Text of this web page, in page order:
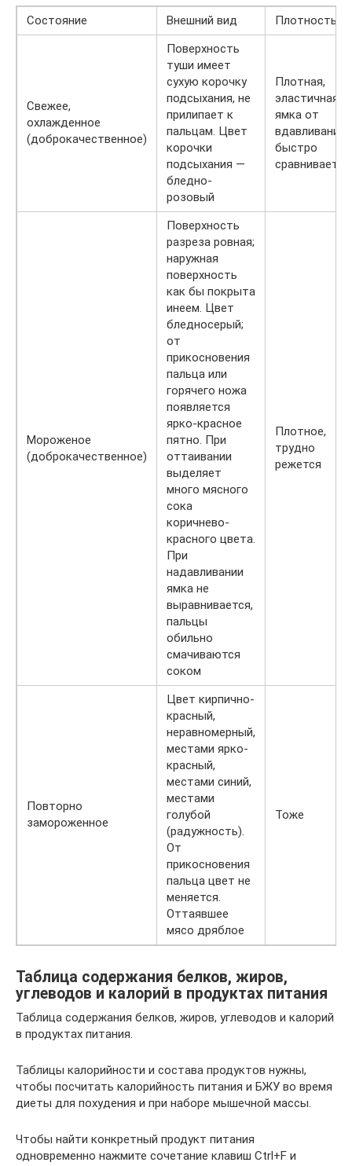
Состояние Внешний вид Плотность
Свежее,
охлажденное
(доброкачественное)
Поверхность
туши имеет
сухую корочку
подсыхания, не
прилипает к
пальцам. Цвет
корочки
подсыхания —
бледно-
розовый
Плотная,
эластичная
ямка от
вдавливания
быстро
сравнивается
Мороженое
(доброкачественное)
Поверхность
разреза ровная;
наружная
поверхность
как бы покрыта
инеем. Цвет
бледносерый;
от
прикосновения
пальца или
горячего ножа
появляется
ярко-красное
пятно. При
оттаивании
выделяет
много мясного
сока
коричнево-
красного цвета.
При
надавливании
ямка не
выравнивается,
пальцы
обильно
смачиваются
соком
Плотное,
трудно
режется
Повторно
замороженное
Цвет кирпично-
красный,
неравномерный,
местами ярко-
красный,
местами синий,
местами
голубой
(радужность).
От
прикосновения
пальца цвет не
меняется.
Оттаявшее
мясо дряблое
Тоже
Таблица содержания белков, жиров,
углеводов и калорий в продуктах питания
Таблица содержания белков, жиров, углеводов и калорий
в продуктах питания.
Таблицы калорийности и состава продуктов нужны,
чтобы посчитать калорийность питания и БЖУ во время
диеты для похудения и при наборе мышечной массы.
Чтобы найти конкретный продукт питания
одновременно нажмите сочетание клавиш Ctrl+F и